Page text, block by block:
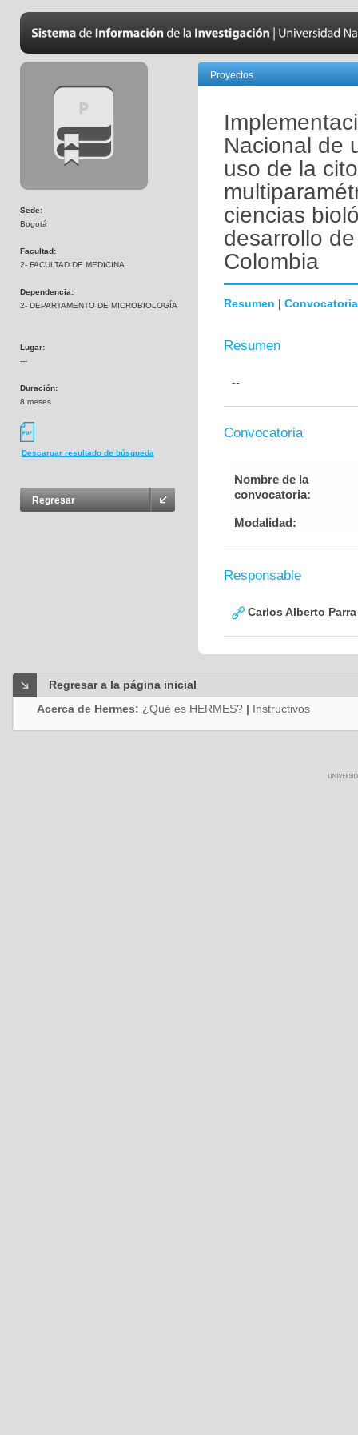
Sede:
Bogotá
Facultad:
2- FACULTAD DE MEDICINA
Dependencia:
2- DEPARTAMENTO DE MICROBIOLOGÍA
Lugar:
---
Duración:
8 meses
Descargar resultado de búsqueda
Regresar
Proyectos
Nacional de
uso de la
ciencias
desarrollo
Colombia
Resumen | Convocatoria
Resumen
--
Convocatoria
Nombre de la
convocatoria:
Modalidad:
Responsable
Carlos Alberto
Regresar a la página inicial
Acerca de Hermes: ¿Qué es HERMES? | Instructivos